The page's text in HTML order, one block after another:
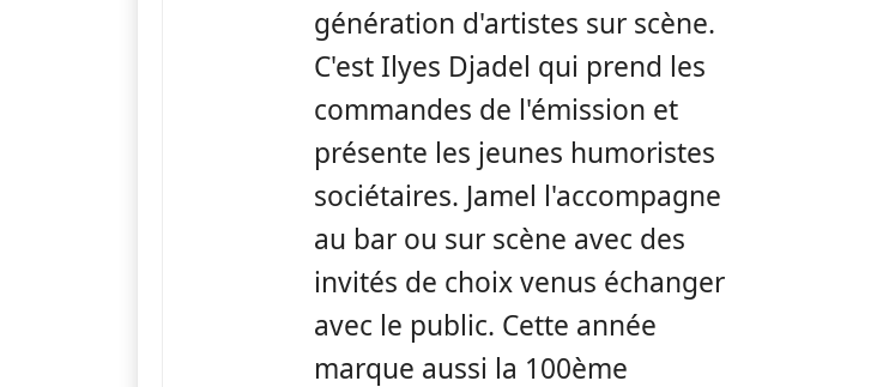
génération d'artistes sur scène.
C'est Ilyes Djadel qui prend les
commandes de l'émission et
présente les jeunes humoristes
sociétaires. Jamel l'accompagne
au bar ou sur scène avec des
invités de choix venus échanger
avec le public. Cette année
marque aussi la 100ème